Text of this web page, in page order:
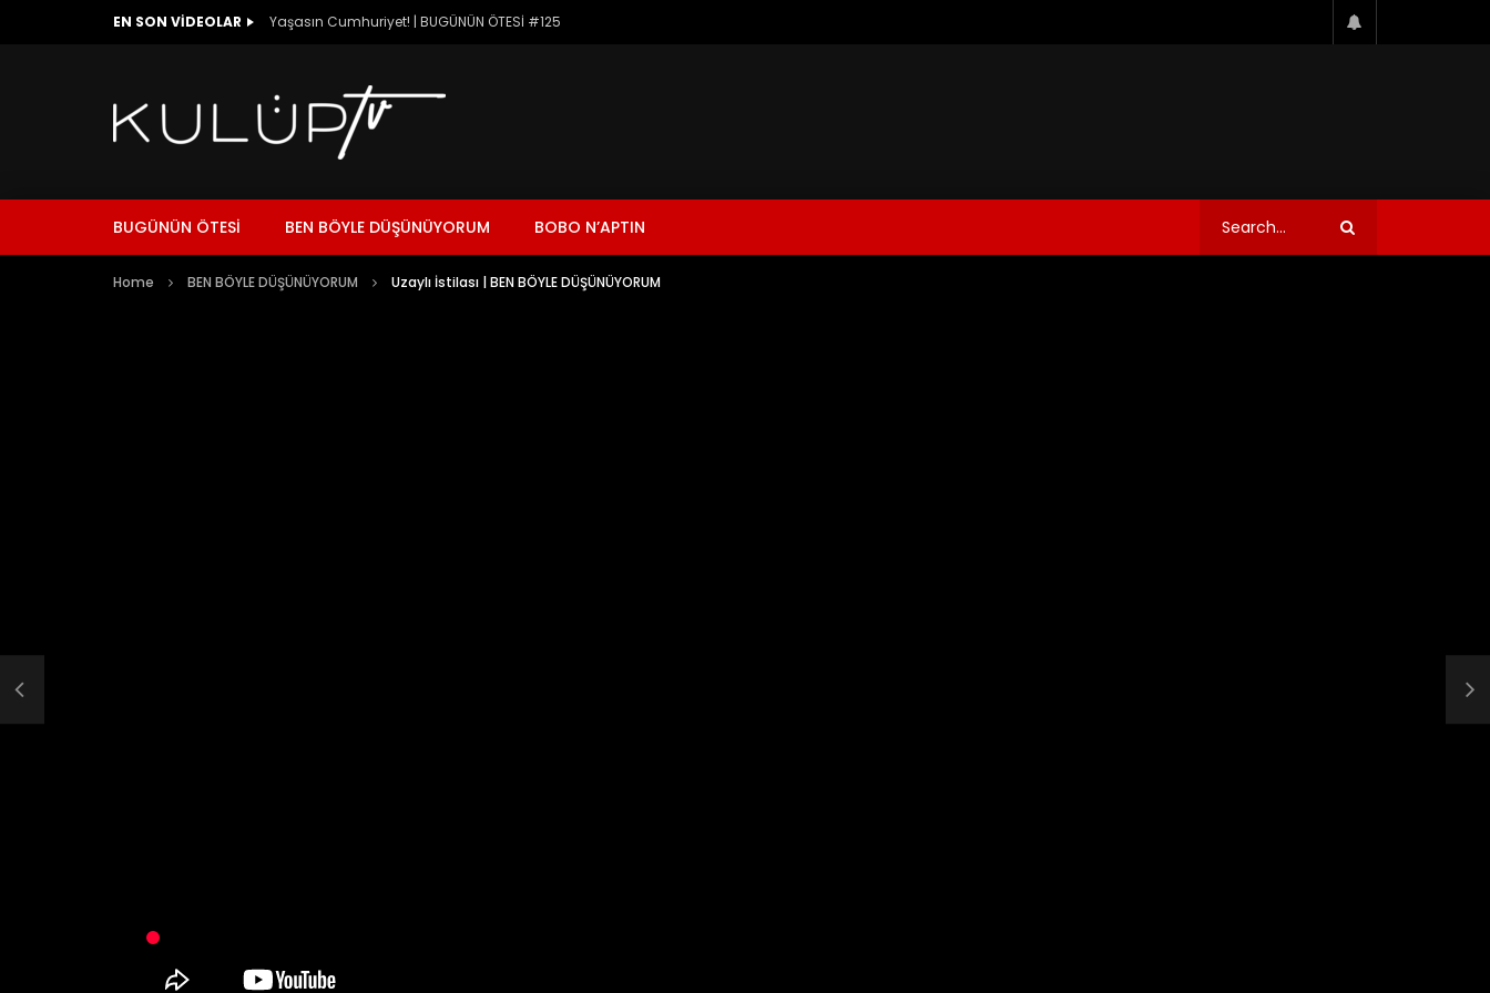
EN SON VIDEOLAR Yaşasın Cumhuriyet! | BUGÜNÜN ÖTESİ #125
BUGÜNÜN ÖTESİ BEN BÖYLE DÜŞÜNÜYORUM BOBO N’APTIN
Home BEN BÖYLE DÜŞÜNÜYORUM Uzaylı İstilası | BEN BÖYLE DÜŞÜNÜYORUM